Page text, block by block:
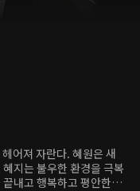
어져 자란다. 혜원은 새
지는 불우한 환경을 극복
내고 행복하고 평안한 생